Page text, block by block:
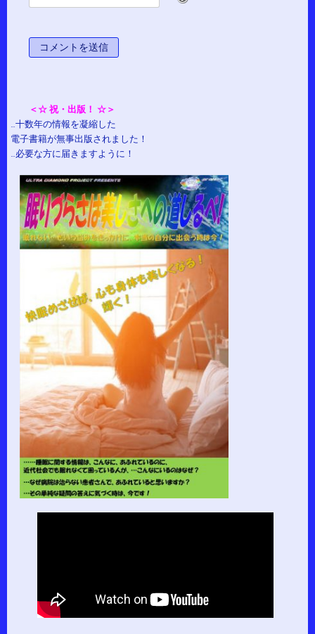
＜☆ 祝・出版！ ☆＞
…十数年の情報を凝縮した
電子書籍が無事出版されました！
…必要な方に届きますように！